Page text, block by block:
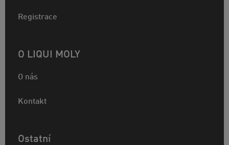
Registrace
O LIQUI MOLY
O nás
Kontakt
Ostatní